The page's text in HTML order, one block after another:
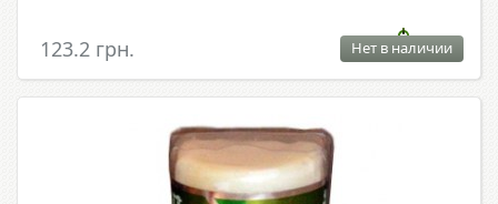
123.2 грн. Нет в наличии